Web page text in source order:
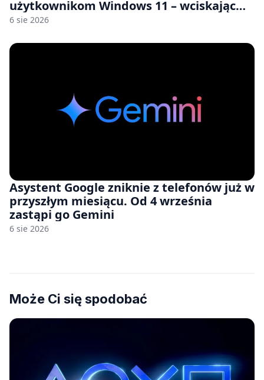
użytkownikom Windows 11 – wciskając
nam przy tym komputery z 8 GB RAM po
6 sie 2026
Asystent Google zniknie z telefonów już w
przyszłym miesiącu. Od 4 września
zastąpi go Gemini
6 sie 2026
Może Ci się spodobać